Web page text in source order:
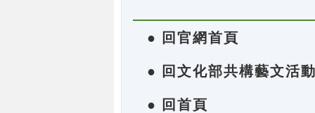
● 回官網首頁
● 回文化部共構藝文活
● 回首頁